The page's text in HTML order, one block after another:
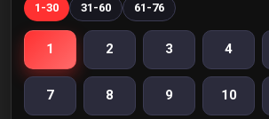
1-30 31-60 61-76
1 2 3 4
7 8 9 10